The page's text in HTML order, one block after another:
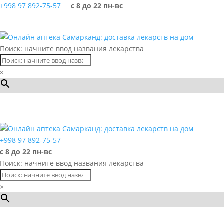
+998 97 892-75-57 с 8 до 22 пн-вс
Поиск: начните ввод названия лекарства
×
+998 97 892-75-57
с 8 до 22 пн-вс
Поиск: начните ввод названия лекарства
×